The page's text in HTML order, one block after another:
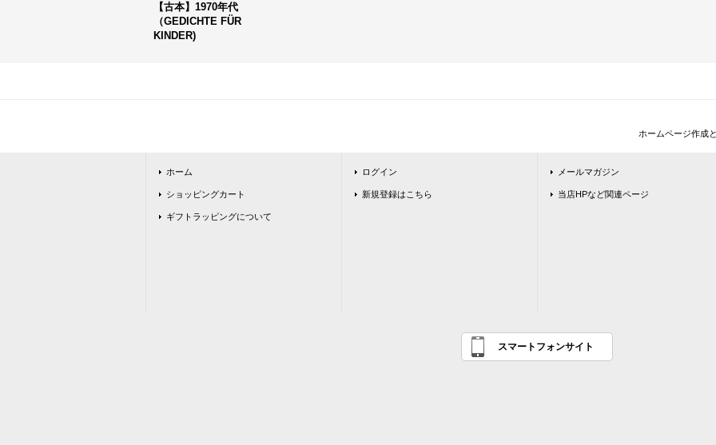
【古本】1970年代
（GEDICHTE FÜR
KINDER)
ホームページ作成
ホーム
ショッピングカート
ギフトラッピングについて
ログイン
新規登録はこちら
メールマガジン
当店HPなど関連ページ
スマートフォンサイト